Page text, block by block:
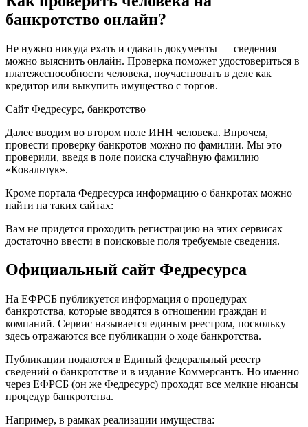
банкротство онлайн?
Не нужно никуда ехать и сдавать документы — сведения
можно выяснить онлайн. Проверка поможет удостовериться в
платежеспособности человека, поучаствовать в деле как
кредитор или выкупить имущество с торгов.
Сайт Федресурс, банкротство
Далее вводим во втором поле ИНН человека. Впрочем,
провести проверку банкротов можно по фамилии. Мы это
проверили, введя в поле поиска случайную фамилию
«Ковальчук».
Кроме портала Федресурса информацию о банкротах можно
найти на таких сайтах:
Вам не придется проходить регистрацию на этих сервисах —
достаточно ввести в поисковые поля требуемые сведения.
Официальный сайт Федресурса
На ЕФРСБ публикуется информация о процедурах
банкротства, которые вводятся в отношении граждан и
компаний. Сервис называется единым реестром, поскольку
здесь отражаются все публикации о ходе банкротства.
Публикации подаются в Единый федеральный реестр
сведений о банкротстве и в издание Коммерсантъ. Но именно
через ЕФРСБ (он же Федресурс) проходят все мелкие нюансы
процедур банкротства.
Например, в рамках реализации имущества: